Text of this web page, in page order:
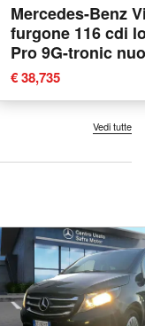
Mercedes-Benz
furgone 116 cdi
Pro 9G-tronic
Ancona
€ 38,735
Vedi tutte